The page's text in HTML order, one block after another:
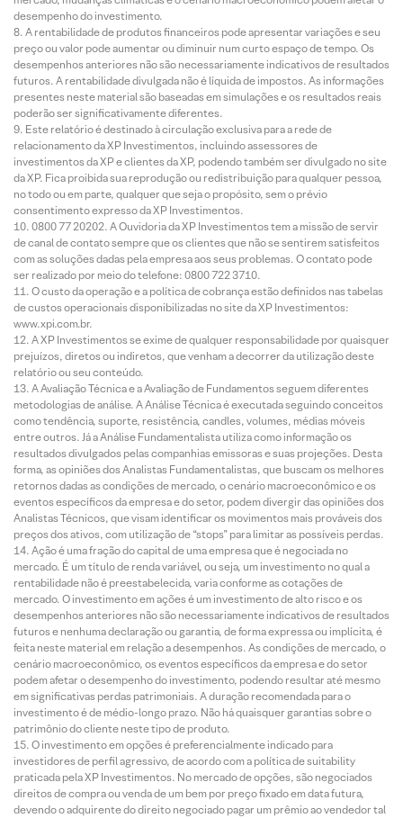
desempenho do investimento.
A rentabilidade de produtos financeiros pode apresentar variações e seu
preço ou valor pode aumentar ou diminuir num curto espaço de tempo. Os
desempenhos anteriores não são necessariamente indicativos de resultados
futuros. A rentabilidade divulgada não é líquida de impostos. As informações
presentes neste material são baseadas em simulações e os resultados reais
poderão ser significativamente diferentes.
Este relatório é destinado à circulação exclusiva para a rede de
relacionamento da XP Investimentos, incluindo assessores de
investimentos da XP e clientes da XP, podendo também ser divulgado no site
da XP. Fica proibida sua reprodução ou redistribuição para qualquer pessoa,
no todo ou em parte, qualquer que seja o propósito, sem o prévio
consentimento expresso da XP Investimentos.
0800 77 20202. A Ouvidoria da XP Investimentos tem a missão de servir
de canal de contato sempre que os clientes que não se sentirem satisfeitos
com as soluções dadas pela empresa aos seus problemas. O contato pode
ser realizado por meio do telefone: 0800 722 3710.
O custo da operação e a política de cobrança estão definidos nas tabelas
de custos operacionais disponibilizadas no site da XP Investimentos:
www.xpi.com.br.
A XP Investimentos se exime de qualquer responsabilidade por quaisquer
prejuízos, diretos ou indiretos, que venham a decorrer da utilização deste
relatório ou seu conteúdo.
A Avaliação Técnica e a Avaliação de Fundamentos seguem diferentes
metodologias de análise. A Análise Técnica é executada seguindo conceitos
como tendência, suporte, resistência, candles, volumes, médias móveis
entre outros. Já a Análise Fundamentalista utiliza como informação os
resultados divulgados pelas companhias emissoras e suas projeções. Desta
forma, as opiniões dos Analistas Fundamentalistas, que buscam os melhores
retornos dadas as condições de mercado, o cenário macroeconômico e os
eventos específicos da empresa e do setor, podem divergir das opiniões dos
Analistas Técnicos, que visam identificar os movimentos mais prováveis dos
preços dos ativos, com utilização de “stops” para limitar as possíveis perdas.
Ação é uma fração do capital de uma empresa que é negociada no
mercado. É um título de renda variável, ou seja, um investimento no qual a
rentabilidade não é preestabelecida, varia conforme as cotações de
mercado. O investimento em ações é um investimento de alto risco e os
desempenhos anteriores não são necessariamente indicativos de resultados
futuros e nenhuma declaração ou garantia, de forma expressa ou implícita, é
feita neste material em relação a desempenhos. As condições de mercado, o
cenário macroeconômico, os eventos específicos da empresa e do setor
podem afetar o desempenho do investimento, podendo resultar até mesmo
em significativas perdas patrimoniais. A duração recomendada para o
investimento é de médio-longo prazo. Não há quaisquer garantias sobre o
patrimônio do cliente neste tipo de produto.
O investimento em opções é preferencialmente indicado para
investidores de perfil agressivo, de acordo com a política de suitability
praticada pela XP Investimentos. No mercado de opções, são negociados
direitos de compra ou venda de um bem por preço fixado em data futura,
devendo o adquirente do direito negociado pagar um prêmio ao vendedor tal